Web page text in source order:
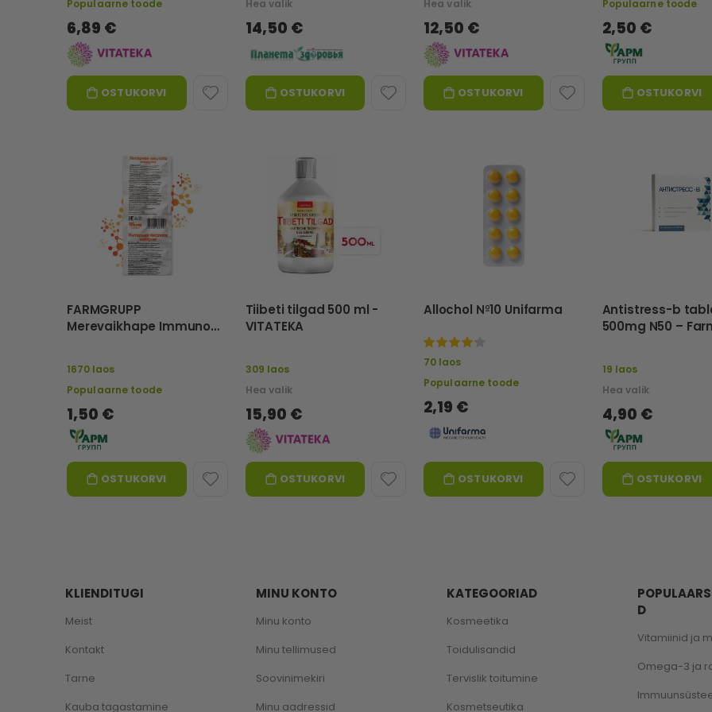
Populaarne toode
6,89 €
OSTUKORVI
Hea valik
14,50 €
OSTUKORVI
Hea valik
12,50 €
OSTUKORVI
Populaarne toode
2,50 €
OSTUKORVI
FARMGRUPP
Merevaikhape Immuno
1670 laos
Populaarne toode
1,50 €
OSTUKORVI
Tiibeti tilgad 500 ml -
VITATEKA
309 laos
Hea valik
15,90 €
OSTUKORVI
Allochol №10 Unifarma
100%
70 laos
Populaarne toode
2,19 €
OSTUKORVI
Antistress-b
500mg N50 –
19 laos
Hea valik
4,90 €
OSTUKORVI
KLIENDITUGI
Meist
Kontakt
Tarne
Kauba tagastamine
MINU KONTO
Minu konto
Minu tellimused
Soovinimekiri
Minu aadressid
KATEGOORIAD
Kosmeetika
Toidulisandid
Tervislik toitumine
Kosmetseutika
D
Vitamiinid ja
Omega-3 ja